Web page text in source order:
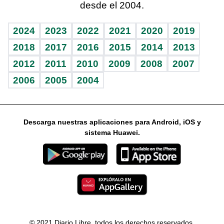
Vida y familia
Eñe
Celebrando la vida
Sin complejos
En pocas palabras
Escuchando al corazón
Economía Personal
Consulta Libre
BRV
TBT Deportivo
Más firmas
Guía del dinero
Horóscopos
desde el 2004.
2024 2023 2022 2021 2020
2019
2018
2017 2016 2015 2014
2013
2012
2011 2010 2009 2008
2007
2006
2005 2004
Descarga nuestras aplicaciones para Android, iOS y
sistema Huawei.